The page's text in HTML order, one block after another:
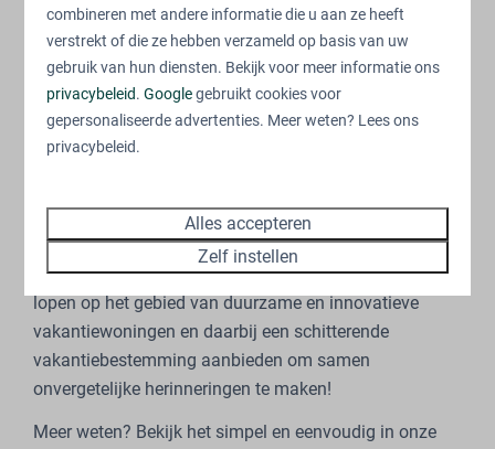
natuur.
Het voortdurend verduurzamen en verbeteren
van onze woningen en faciliteiten.
Het verkleinen van onze ecologische voetafdruk
met o.a. de inzet van duurzame en
Het inzetten van een sterke circulaire
samenwerking met onze partners.
Zo willen wij als projectontwikkelaar altijd voorop
lopen op het gebied van duurzame en innovatieve
vakantiewoningen en daarbij een schitterende
vakantiebestemming aanbieden om samen
onvergetelijke herinneringen te maken!
Meer weten? Bekijk het simpel en eenvoudig in onze
combineren met andere informatie die u aan ze heeft
verstrekt of die ze hebben verzameld op basis van uw
gebruik van hun diensten. Bekijk voor meer informatie ons
privacybeleid.Googlegebruikt cookies voor
gepersonaliseerde advertenties. Meer weten? Lees ons
privacybeleid.
Alles accepteren
Zelf instellen